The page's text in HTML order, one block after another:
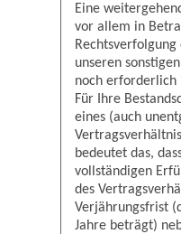
Eine
vor allem in
unseren
noch erforderlich
Für Ihre
eines (auch
bedeutet das,
vollständigen
des
Verjährungsfrist
Jahre beträgt)